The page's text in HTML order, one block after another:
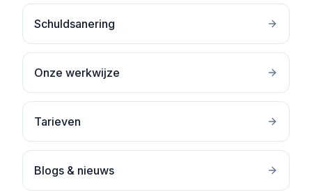
Schuldsanering
Onze werkwijze
Tarieven
Blogs & nieuws